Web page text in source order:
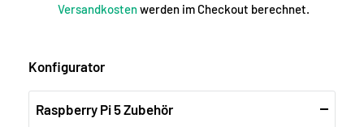
Versandkostenwerden im Checkout berechnet.
Konfigurator
Raspberry Pi 5 Zubehör